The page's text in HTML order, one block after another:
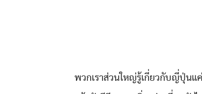
พวกเราส่วนใหญ่รู้เกี่ยวกับญี่ปุ่นแ